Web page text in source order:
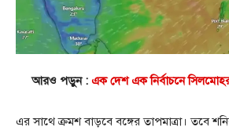
আরও পড়ুন : এক দেশ এক নির্বাচনে সিলমোহর
এর সাথে ক্রমশ বাড়বে বঙ্গের তাপমাত্রা। তবে